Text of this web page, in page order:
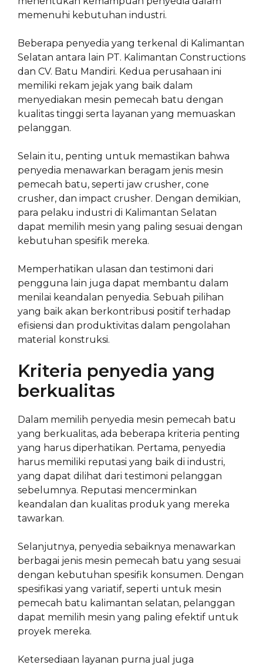
memenuhi kebutuhan industri.
Beberapa penyedia yang terkenal di Kalimantan
Selatan antara lain PT. Kalimantan Constructions
dan CV. Batu Mandiri. Kedua perusahaan ini
memiliki rekam jejak yang baik dalam
menyediakan mesin pemecah batu dengan
kualitas tinggi serta layanan yang memuaskan
pelanggan.
Selain itu, penting untuk memastikan bahwa
penyedia menawarkan beragam jenis mesin
pemecah batu, seperti jaw crusher, cone
crusher, dan impact crusher. Dengan demikian,
para pelaku industri di Kalimantan Selatan
dapat memilih mesin yang paling sesuai dengan
kebutuhan spesifik mereka.
Memperhatikan ulasan dan testimoni dari
pengguna lain juga dapat membantu dalam
menilai keandalan penyedia. Sebuah pilihan
yang baik akan berkontribusi positif terhadap
efisiensi dan produktivitas dalam pengolahan
material konstruksi.
Kriteria penyedia yang
berkualitas
Dalam memilih penyedia mesin pemecah batu
yang berkualitas, ada beberapa kriteria penting
yang harus diperhatikan. Pertama, penyedia
harus memiliki reputasi yang baik di industri,
yang dapat dilihat dari testimoni pelanggan
sebelumnya. Reputasi mencerminkan
keandalan dan kualitas produk yang mereka
tawarkan.
Selanjutnya, penyedia sebaiknya menawarkan
berbagai jenis mesin pemecah batu yang sesuai
dengan kebutuhan spesifik konsumen. Dengan
spesifikasi yang variatif, seperti untuk mesin
pemecah batu kalimantan selatan, pelanggan
dapat memilih mesin yang paling efektif untuk
proyek mereka.
Ketersediaan layanan purna jual juga